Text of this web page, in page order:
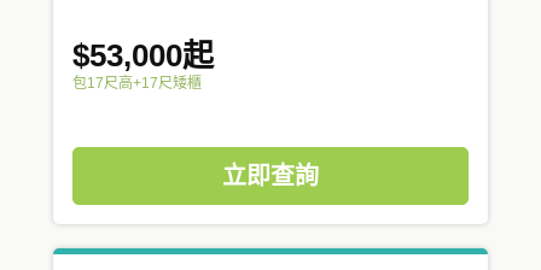
$53,000起
包17尺高+17尺矮櫃
立即查詢